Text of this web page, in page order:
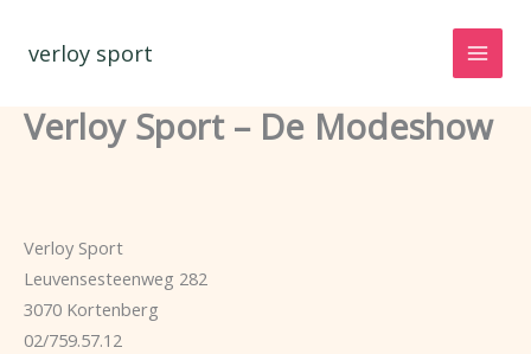
naar
inhoud
verloy sport
Verloy Sport – De Modeshow
Verloy Sport
Leuvensesteenweg 282
3070 Kortenberg
02/759.57.12